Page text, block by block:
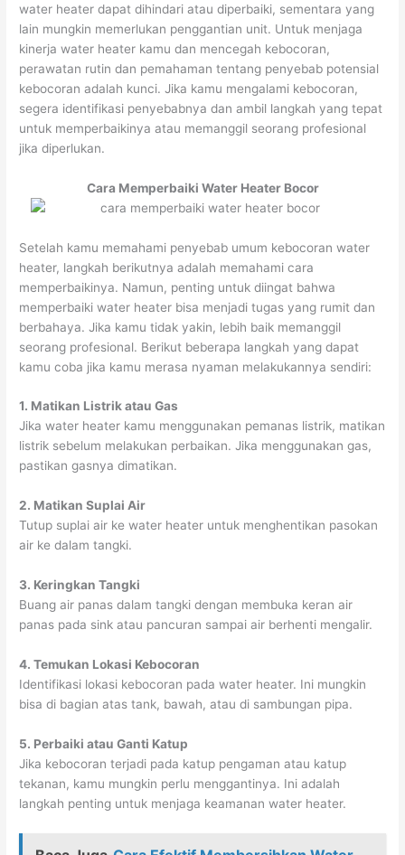
water heater dapat dihindari atau diperbaiki, sementara yang
lain mungkin memerlukan penggantian unit. Untuk menjaga
kinerja water heater kamu dan mencegah kebocoran,
perawatan rutin dan pemahaman tentang penyebab potensial
kebocoran adalah kunci. Jika kamu mengalami kebocoran,
segera identifikasi penyebabnya dan ambil langkah yang tepat
untuk memperbaikinya atau memanggil seorang profesional
jika diperlukan.
Cara Memperbaiki Water Heater Bocor
Setelah kamu memahami penyebab umum kebocoran water
heater, langkah berikutnya adalah memahami cara
memperbaikinya. Namun, penting untuk diingat bahwa
memperbaiki water heater bisa menjadi tugas yang rumit dan
berbahaya. Jika kamu tidak yakin, lebih baik memanggil
seorang profesional. Berikut beberapa langkah yang dapat
kamu coba jika kamu merasa nyaman melakukannya sendiri:
1. Matikan Listrik atau Gas
Jika water heater kamu menggunakan pemanas listrik, matikan
listrik sebelum melakukan perbaikan. Jika menggunakan gas,
pastikan gasnya dimatikan.
2. Matikan Suplai Air
Tutup suplai air ke water heater untuk menghentikan pasokan
air ke dalam tangki.
3. Keringkan Tangki
Buang air panas dalam tangki dengan membuka keran air
panas pada sink atau pancuran sampai air berhenti mengalir.
4. Temukan Lokasi Kebocoran
Identifikasi lokasi kebocoran pada water heater. Ini mungkin
bisa di bagian atas tank, bawah, atau di sambungan pipa.
5. Perbaiki atau Ganti Katup
Jika kebocoran terjadi pada katup pengaman atau katup
tekanan, kamu mungkin perlu menggantinya. Ini adalah
langkah penting untuk menjaga keamanan water heater.